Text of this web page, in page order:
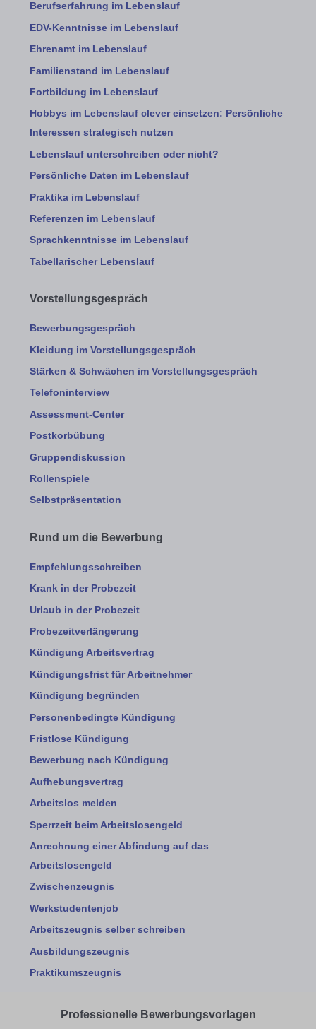
Berufserfahrung im Lebenslauf
EDV-Kenntnisse im Lebenslauf
Ehrenamt im Lebenslauf
Familienstand im Lebenslauf
Fortbildung im Lebenslauf
Hobbys im Lebenslauf clever einsetzen: Persönliche
Interessen strategisch nutzen
Lebenslauf unterschreiben oder nicht?
Persönliche Daten im Lebenslauf
Praktika im Lebenslauf
Referenzen im Lebenslauf
Sprachkenntnisse im Lebenslauf
Tabellarischer Lebenslauf
Vorstellungsgespräch
Bewerbungsgespräch
Kleidung im Vorstellungsgespräch
Stärken & Schwächen im Vorstellungsgespräch
Telefoninterview
Assessment-Center
Postkorbübung
Gruppendiskussion
Rollenspiele
Selbstpräsentation
Rund um die Bewerbung
Empfehlungsschreiben
Krank in der Probezeit
Urlaub in der Probezeit
Probezeitverlängerung
Kündigung Arbeitsvertrag
Kündigungsfrist für Arbeitnehmer
Kündigung begründen
Personenbedingte Kündigung
Fristlose Kündigung
Bewerbung nach Kündigung
Aufhebungsvertrag
Arbeitslos melden
Sperrzeit beim Arbeitslosengeld
Anrechnung einer Abfindung auf das
Arbeitslosengeld
Zwischenzeugnis
Werkstudentenjob
Arbeitszeugnis selber schreiben
Ausbildungszeugnis
Praktikumszeugnis
Professionelle Bewerbungsvorlagen